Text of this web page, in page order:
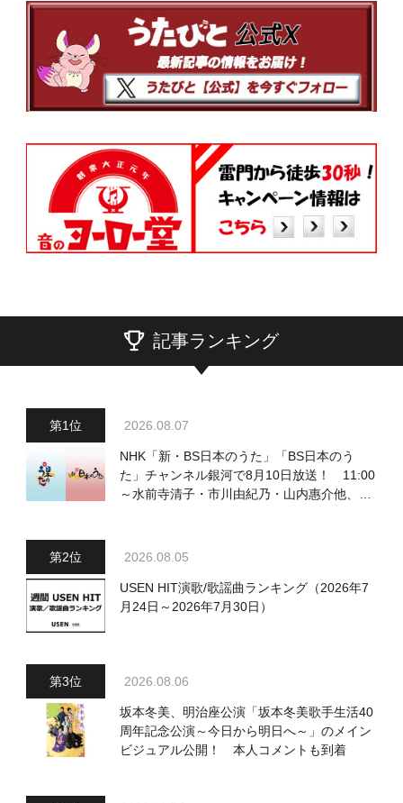
記事ランキング
2026.08.07
NHK「新・BS日本のうた」「BS日本のう
た」チャンネル銀河で8月10日放送！ 11:00
～水前寺清子・市川由紀乃・山内惠介他、
2026.08.05
USEN HIT演歌/歌謡曲ランキング（2026年7
月24日～2026年7月30日）
2026.08.06
坂本冬美、明治座公演「坂本冬美歌手生活40
周年記念公演～今日から明日へ～」のメイン
ビジュアル公開！ 本人コメントも到着